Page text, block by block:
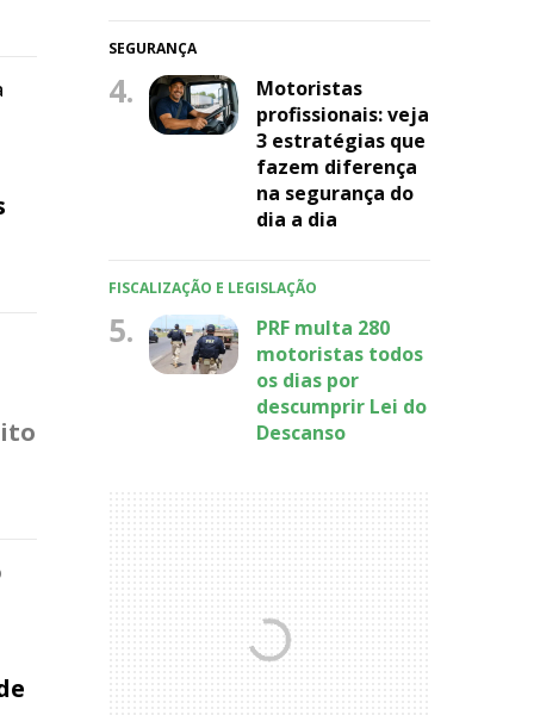
SEGURANÇA
4.
Motoristas
profissionais: veja
3 estratégias que
fazem diferença
na segurança do
dia a dia
FISCALIZAÇÃO E LEGISLAÇÃO
5.
PRF multa 280
motoristas todos
os dias por
descumprir Lei do
Descanso